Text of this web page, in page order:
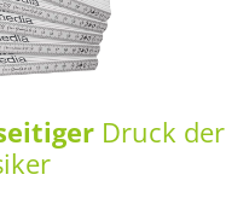
Druck der